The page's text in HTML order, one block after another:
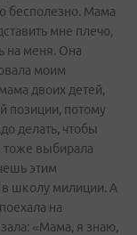
бесполезно. Мама
мне плечо,
на меня. Она
моим
двоих детей,
позиции, потому
делать, чтобы
выбирала
этим
в школу милиции. А
на
«Мама, я знаю,